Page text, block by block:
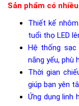
Sản phẩm có
Thiết kế
tuổi thọ LED
Hệ thống sạc
nắng yếu, phù
Thời gian
giúp bạn yên
Ứng dụng linh